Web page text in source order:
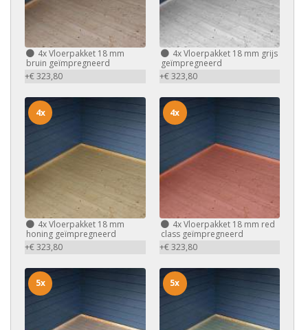
4xVloerpakket 18 mm
bruin geïmpregneerd
+€ 323,80
4xVloerpakket 18 mm grijs
geïmpregneerd
+€ 323,80
4xVloerpakket 18 mm
honing geïmpregneerd
+€ 323,80
4x
4xVloerpakket 18 mm red
class geïmpregneerd
+€ 323,80
4x
5x 5x